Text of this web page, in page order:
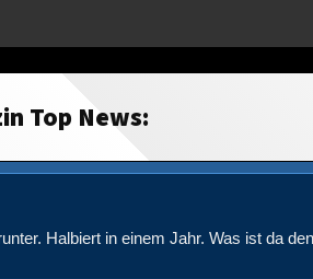
Top News:
Halbiert in einem Jahr. Was ist da